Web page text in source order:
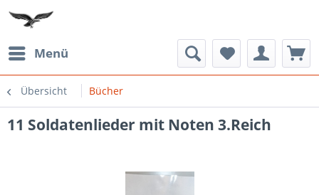
Menü
Übersicht Bücher
11 Soldatenlieder mit Noten 3.Reich